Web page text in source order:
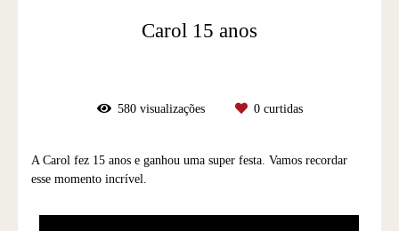
Carol 15 anos
580visualizações 0curtidas
A Carol fez 15 anos e ganhou uma super festa. Vamos recordar
esse momento incrível.